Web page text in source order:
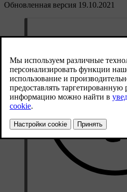
Обновленная версия 19.10.2021